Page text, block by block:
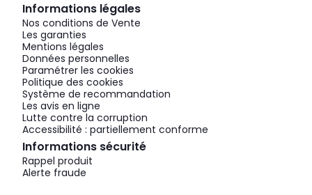
Informations légales
Nos conditions de Vente
Les garanties
Mentions légales
Données personnelles
Paramétrer les cookies
Politique des cookies
Système de recommandation
Les avis en ligne
Lutte contre la corruption
Accessibilité : partiellement conforme
Informations sécurité
Rappel produit
Alerte fraude